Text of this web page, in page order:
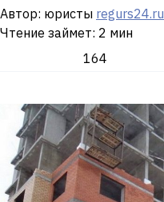
Автор: юристы regurs24.ru
Чтение займет: 2 мин
164